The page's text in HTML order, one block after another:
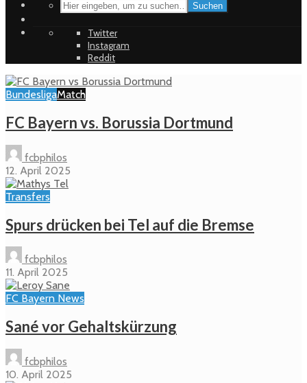
Suchen
Twitter
Instagram
Reddit
BundesligaMatch
FC Bayern vs. Borussia Dortmund
fcbphilos
12. April 2025
Transfers
Spurs drücken bei Tel auf die Bremse
fcbphilos
11. April 2025
FC Bayern News
Sané vor Gehaltskürzung
fcbphilos
10. April 2025